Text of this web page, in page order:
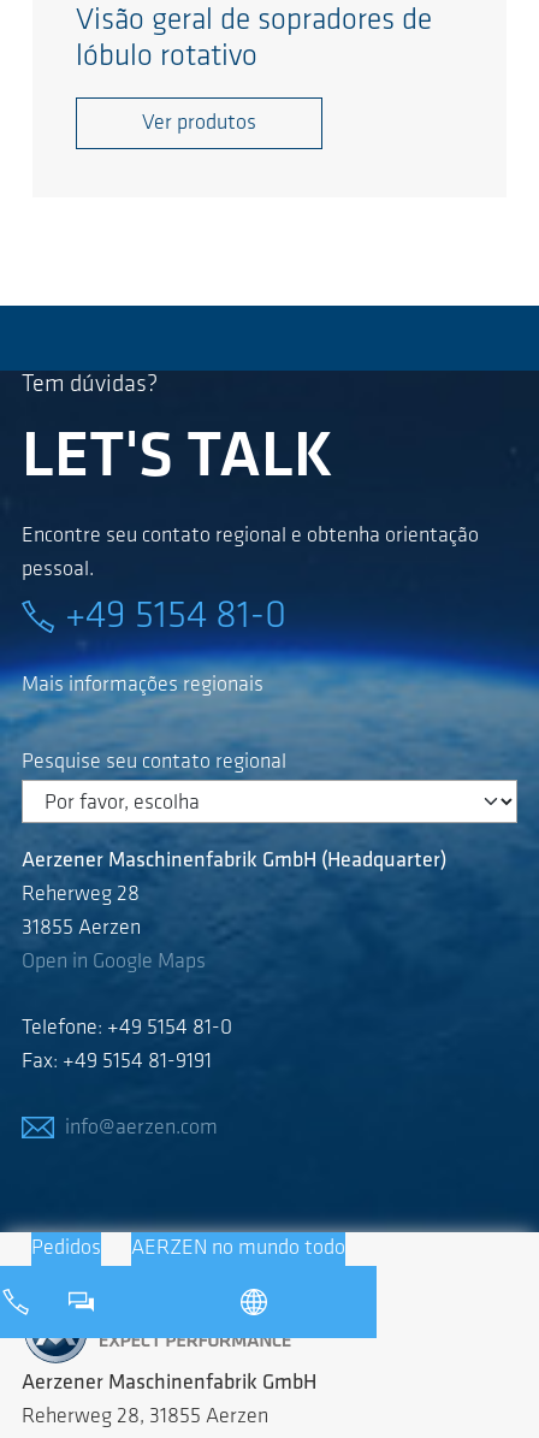
Visão geral de sopradores de
lóbulo rotativo
Ver produtos
Tem dúvidas?
LET'S TALK
Encontre seu contato regional e obtenha orientação
pessoal.
+49 5154 81-0
Mais informações regionais
Pesquise seu contato regional
Aerzener Maschinenfabrik GmbH (Headquarter)
Reherweg 28
31855 Aerzen
Open in Google Maps
Telefone: +49 5154 81-0
Fax: +49 5154 81-9191
info@aerzen.com
Pedidos AERZEN no mundo todo
Aerzener Maschinenfabrik GmbH
Reherweg 28, 31855 Aerzen